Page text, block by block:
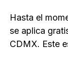
Hasta el
se aplica
CDMX. Este